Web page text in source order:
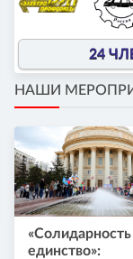
24
НАШИ
единство»: